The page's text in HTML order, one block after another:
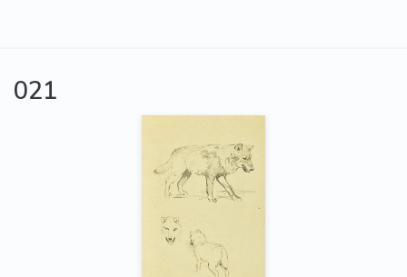
021